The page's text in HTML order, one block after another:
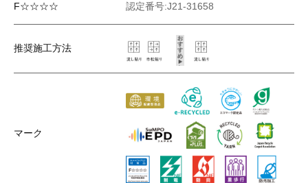
F☆☆☆☆ 認定番号:J21-31658
推奨施工方法
マーク